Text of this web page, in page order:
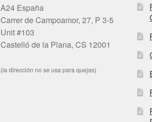
A24 España
Carrer de Campoamor, 27, P 3-5
Unit #103
Castelló de la Plana, CS 12001
(la dirección no se usa para quejas)